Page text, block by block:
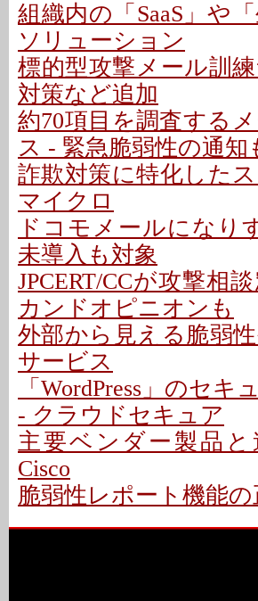
組織内の「SaaS」や
ソリューション
標的型攻撃メール訓
対策など追加
約70項目を調査する
ス - 緊急脆弱性の通知
詐欺対策に特化した
マイクロ
ドコモメールになり
未導入も対象
JPCERT/CCが攻撃相
カンドオピニオンも
外部から見える脆弱
サービス
「WordPress」のセ
- クラウドセキュア
主要ベンダー製品
Cisco
脆弱性レポート機能